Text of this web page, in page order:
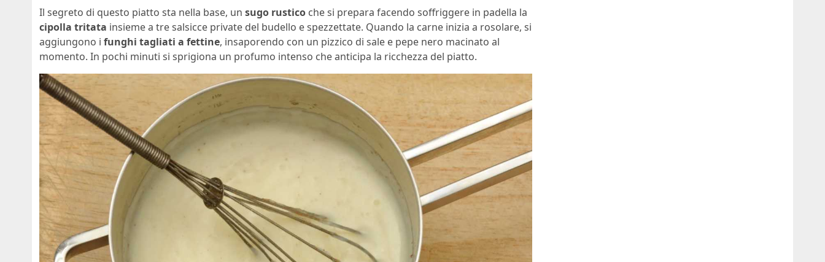
Il segreto di questo piatto sta nella base, un sugo rustico che si prepara facendo soffriggere in padella la
cipolla tritata insieme a tre salsicce private del budello e spezzettate. Quando la carne inizia a rosolare, si
aggiungono i funghi tagliati a fettine, insaporendo con un pizzico di sale e pepe nero macinato al
momento. In pochi minuti si sprigiona un profumo intenso che anticipa la ricchezza del piatto.